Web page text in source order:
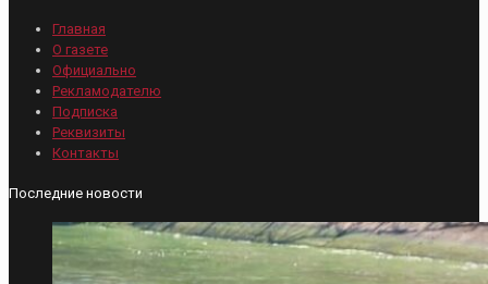
Главная
О газете
Официально
Рекламодателю
Подписка
Реквизиты
Контакты
Последние новости